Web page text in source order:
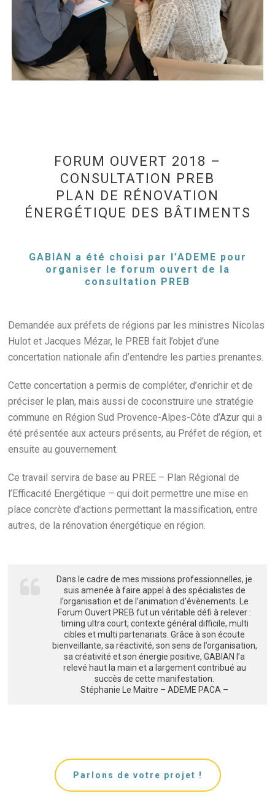
FORUM OUVERT 2018 –
CONSULTATION PREB
PLAN DE RÉNOVATION
ÉNERGÉTIQUE DES BÂTIMENTS
GABIAN a été choisi par l’ADEME pour
organiser le forum ouvert de la
consultation PREB
Demandée aux préfets de régions par les ministres Nicolas
Hulot et Jacques Mézar, le PREB fait l’objet d’une
concertation nationale afin d’entendre les parties prenantes.
Cette concertation a permis de compléter, d’enrichir et de
préciser le plan, mais aussi de coconstruire une stratégie
commune en Région Sud Provence-Alpes-Côte d’Azur qui a
été présentée aux acteurs présents, au Préfet de région, et
ensuite au gouvernement.
Ce travail servira de base au PREE – Plan Régional de
l’Efficacité Energétique – qui doit permettre une mise en
place concrète d’actions permettant la massification, entre
autres, de la rénovation énergétique en région.
Dans le cadre de mes missions professionnelles, je
suis amenée à faire appel à des spécialistes de
l’organisation et de l’animation d’évènements. Le
Forum Ouvert PREB fut un véritable défi à relever :
timing ultra court, contexte général difficile, multi
cibles et multi partenariats. Grâce à son écoute
bienveillante, sa réactivité, son sens de l’organisation,
sa créativité et son énergie positive, GABIAN l’a
relevé haut la main et a largement contribué au
succès de cette manifestation.
Stéphanie Le Maitre – ADEME PACA –
Parlons de votre projet !